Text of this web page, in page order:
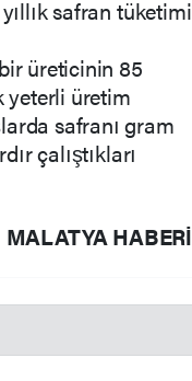
safran tüketimi
üreticinin 85
yeterli üretim
safranı gram
çalıştıkları
MALATYA HABERİ